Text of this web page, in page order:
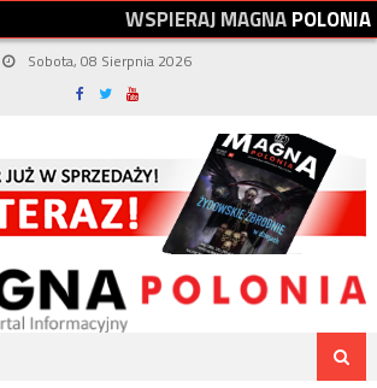
WSPIERAJMAGNAPOLONIA
Sobota, 08 Sierpnia 2026